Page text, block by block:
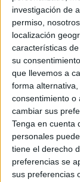
investigación de
permiso,
localización
características
su
que llevemos a
forma
consentimiento o
cambiar sus
Tenga en cuenta
personales
tiene el derecho
preferencias se
sus preferencias
Titulación
Grado en
Grado en
Grado en
Grado en
Grado en
Grado
Grado
Grado